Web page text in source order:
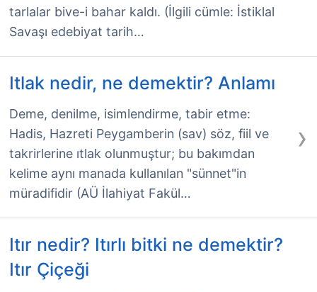
tarlalar bive-i bahar kaldı. (İlgili cümle: İstiklal
Savaşı edebiyat tarih…
Itlak nedir, ne demektir? Anlamı
›
Deme, denilme, isimlendirme, tabir etme:
Hadis, Hazreti Peygamberin (sav) söz, fiil ve
takrirlerine ıtlak olunmuştur; bu bakımdan
kelime aynı manada kullanılan "sünnet"in
müradifidir (AÜ İlahiyat Fakül…
Itır nedir? Itırlı bitki ne demektir?
Itır Çiçeği